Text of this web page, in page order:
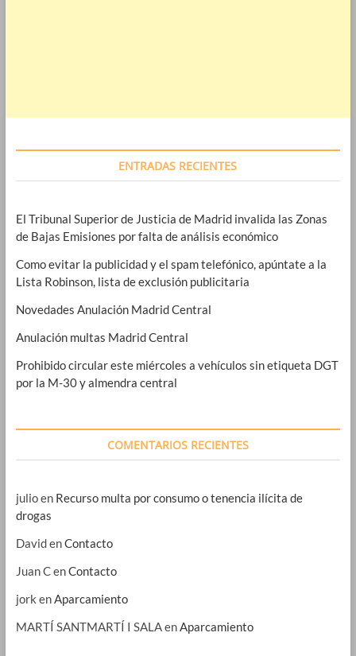
ENTRADAS RECIENTES
El Tribunal Superior de Justicia de Madrid invalida las Zonas
de Bajas Emisiones por falta de análisis económico
Como evitar la publicidad y el spam telefónico, apúntate a la
Lista Robinson, lista de exclusión publicitaria
Novedades Anulación Madrid Central
Anulación multas Madrid Central
Prohibido circular este miércoles a vehículos sin etiqueta DGT
por la M-30 y almendra central
COMENTARIOS RECIENTES
julioen Recurso multa por consumo o tenencia ilícita de
drogas
DavidenContacto
Juan CenContacto
jork en Aparcamiento
MARTÍ SANTMARTÍ I SALAen Aparcamiento